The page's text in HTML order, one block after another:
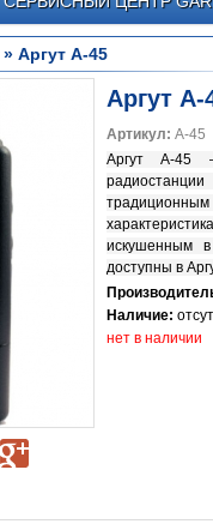
» Аргут А-45
Аргут А-
Артикул: А-45
Аргут А-45
искушенным
доступны в
Наличие:
нет в наличии